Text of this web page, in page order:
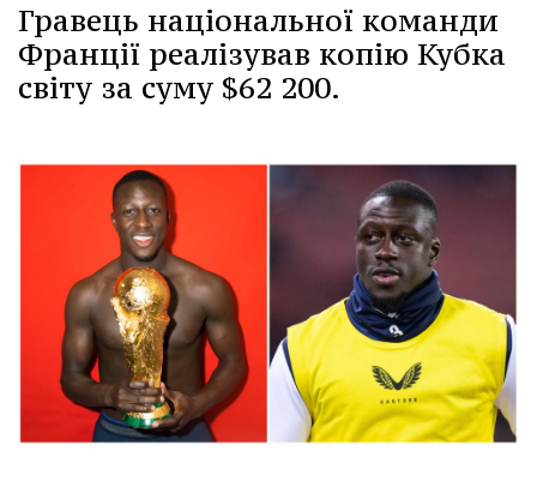
Гравець національної команди
Франції реалізував копію Кубка
світу за суму $62 200.